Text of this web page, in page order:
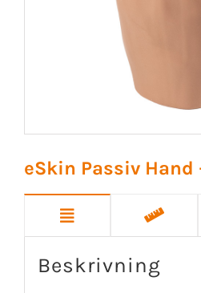
eSkin Passiv Hand
Beskrivning